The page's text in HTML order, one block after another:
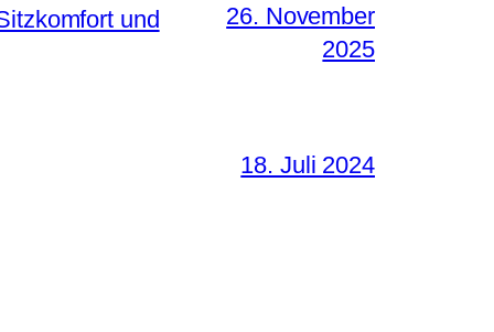
und
26. November
2025
18. Juli 2024